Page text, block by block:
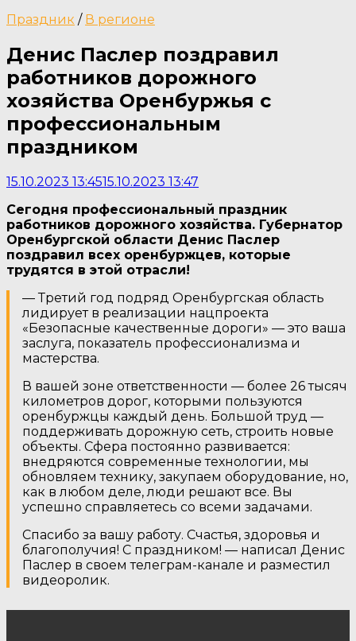
Праздник / В регионе
Денис Паслер поздравил
работников дорожного
хозяйства Оренбуржья с
профессиональным
праздником
15.10.2023 13:4515.10.2023 13:47
Сегодня профессиональный праздник
работников дорожного хозяйства. Губернатор
Оренбургской области Денис Паслер
поздравил всех оренбуржцев, которые
трудятся в этой отрасли!
— Третий год подряд Оренбургская область
лидирует в реализации нацпроекта
«Безопасные качественные дороги» — это ваша
заслуга, показатель профессионализма и
мастерства.
В вашей зоне ответственности — более 26 тысяч
километров дорог, которыми пользуются
оренбуржцы каждый день. Большой труд —
поддерживать дорожную сеть, строить новые
объекты. Сфера постоянно развивается:
внедряются современные технологии, мы
обновляем технику, закупаем оборудование, но,
как в любом деле, люди решают все. Вы
успешно справляетесь со всеми задачами.
Спасибо за вашу работу. Счастья, здоровья и
благополучия! С праздником! — написал Денис
Паслер в своем телеграм-канале и разместил
видеоролик.